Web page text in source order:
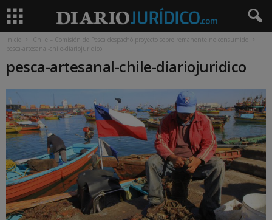
Inicio
Chile – Comisión de Pesca despachó proyecto sobre remanente no consumido
pesca-artesanal-chile-diariojuridico
pesca-artesanal-chile-diariojuridico